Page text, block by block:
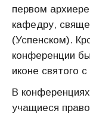
первом
кафедру,
(Успенском).
конференции
иконе святого
В
учащиеся